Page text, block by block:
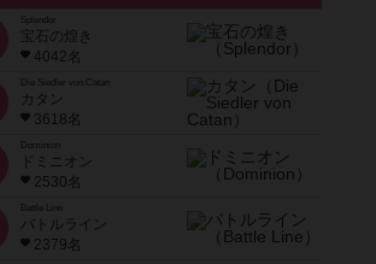
宝石の煌き
4042名
Die Siedler von Catan
カタン
3618名
ドミニオン
2530名
Battle Line
バトルライン
2379名